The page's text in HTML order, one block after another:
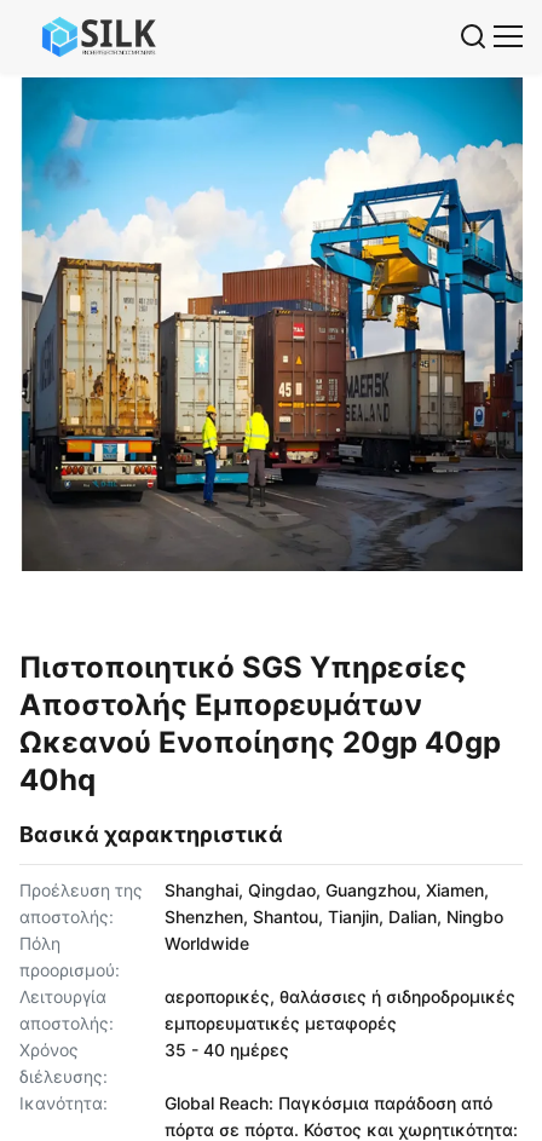
Πιστοποιητικό SGS Υπηρεσίες
Αποστολής Εμπορευμάτων
Ωκεανού Ενοποίησης 20gp 40gp
40hq
Βασικά χαρακτηριστικά
Προέλευση της
αποστολής:
Shanghai, Qingdao, Guangzhou, Xiamen,
Shenzhen, Shantou, Tianjin, Dalian, Ningbo
Πόλη
προορισμού:
Worldwide
Λειτουργία
αποστολής:
αεροπορικές, θαλάσσιες ή σιδηροδρομικές
εμπορευματικές μεταφορές
Χρόνος
διέλευσης:
35 - 40 ημέρες
Ικανότητα:
Global Reach: Παγκόσμια παράδοση από
πόρτα σε πόρτα. Κόστος και χωρητικότητα: